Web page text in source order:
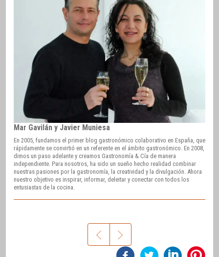
Mar Gavilán y Javier Muniesa
En 2005, fundamos el primer blog gastronómico colaborativo en España, que
rápidamente se convirtió en un referente en el ámbito gastronómico. En 2008,
dimos un paso adelante y creamos Gastronomía & Cía de manera
independiente. Para nosotros, ha sido un sueño hecho realidad combinar
nuestras pasiones por la gastronomía, la creatividad y la divulgación. Ahora
nuestro objetivo es inspirar, informar, deleitar y conectar con todos los
entusiastas de la cocina.